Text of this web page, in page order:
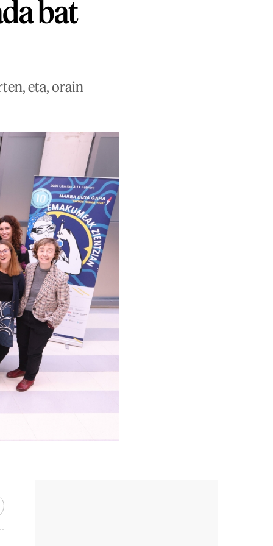
bat
eta, orain